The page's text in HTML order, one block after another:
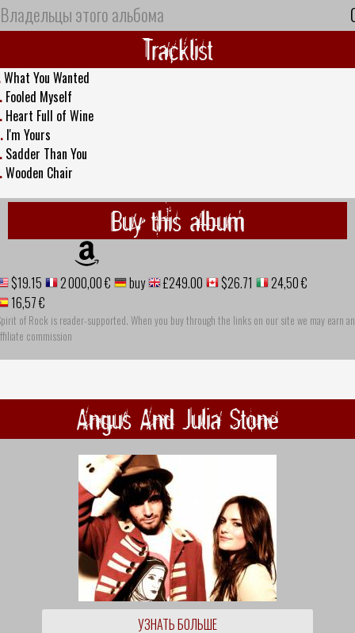
Владельцы этого альбома
Tracklist
What You Wanted
Fooled Myself
Heart Full of Wine
I'm Yours
Sadder Than You
Wooden Chair
Buy this album
$19.15 2 000,00 € buy £249.00 $26.71
24,50 €
16,57 €
of Rock is reader-supported. When you buy through the links on our site we may earn an
commission
Angus And Julia Stone
УЗНАТЬ БОЛЬШЕ